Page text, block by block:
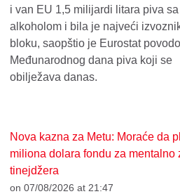
i van EU 1,5 milijardi litara piva sa
alkoholom i bila je najveći
bloku, saopštio je Eurostat
Međunarodnog dana piva koji se
obilježava danas.
Nova kazna za Metu: Moraće da
miliona dolara fondu za mentalno
tinejdžera
on 07/08/2026 at 21:47